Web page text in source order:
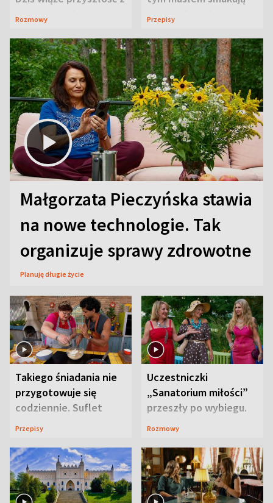
neurobiologią
Rozmowy
jeszcze lepiej
Przepisy
Małgorzata Pieczyńska stawia
na nowe technologie. Tak
organizuje sprawy zdrowotne
Planuję długie życie
Takiego śniadania nie
przygotowuje się
codziennie. Suflet
serowy zachwyca
Przepisy
Uczestniczki
„Sanatorium miłości”
przeszły po wybiegu.
Te stylizacje
Rozmowy